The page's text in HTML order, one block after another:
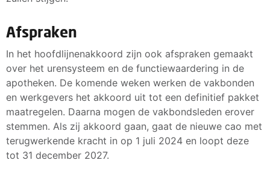
Afspraken
In het hoofdlijnenakkoord zijn ook afspraken gemaakt
over het urensysteem en de functiewaardering in de
apotheken. De komende weken werken de vakbonden
en werkgevers het akkoord uit tot een definitief pakket
maatregelen. Daarna mogen de vakbondsleden erover
stemmen. Als zij akkoord gaan, gaat de nieuwe cao met
terugwerkende kracht in op 1 juli 2024 en loopt deze
tot 31 december 2027.